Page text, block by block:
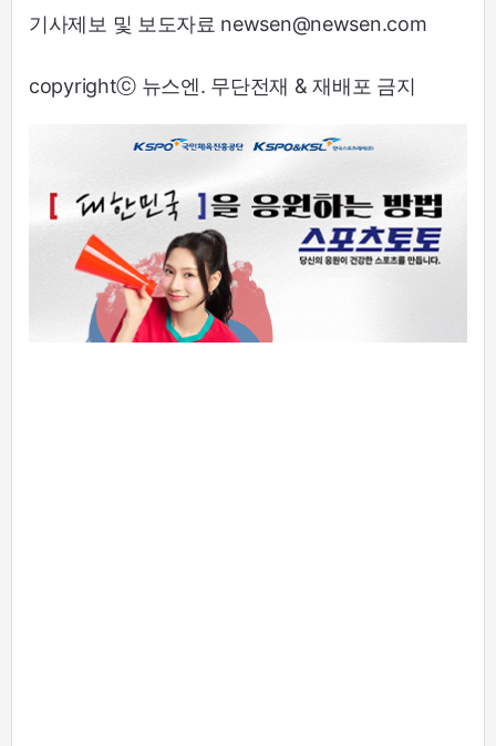
기사제보 및 보도자료 newsen@newsen.com
copyrightⓒ 뉴스엔. 무단전재 & 재배포 금지